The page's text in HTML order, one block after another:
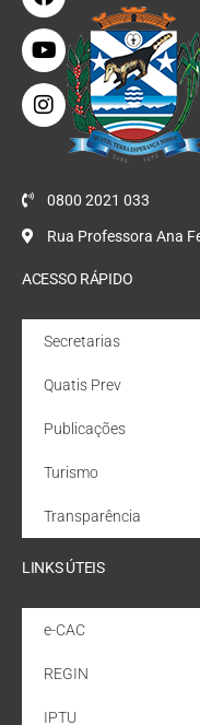
0800 2021 033
Rua Professora Ana
ACESSO RÁPIDO
Secretarias
Quatis Prev
Publicações
Turismo
Transparência
LINKS ÚTEIS
e-CAC
REGIN
IPTU